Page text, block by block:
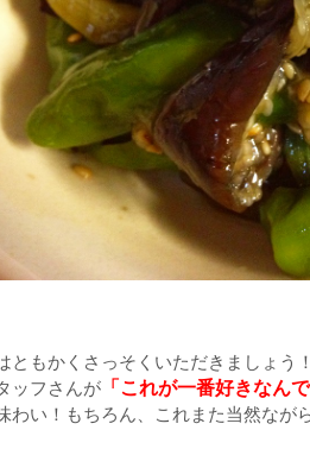
ともかくさっそくいただきましょう
ッフさんが 「これが一番好きなん
わい！もちろん、これまた当然なが